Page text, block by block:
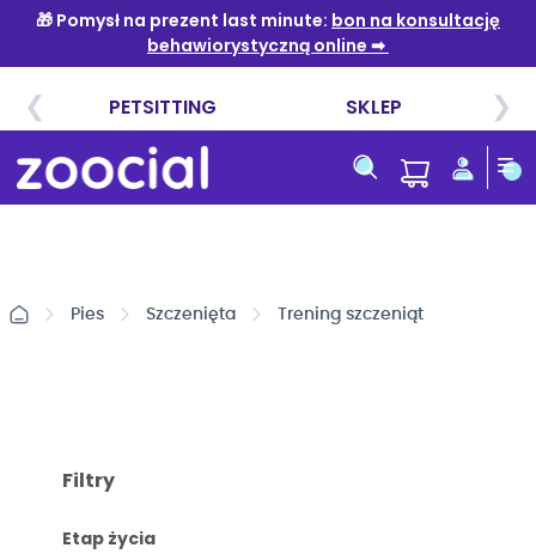
do
treści
Pies Szczenięta Trening szczeniąt
Filtry
Etap życia